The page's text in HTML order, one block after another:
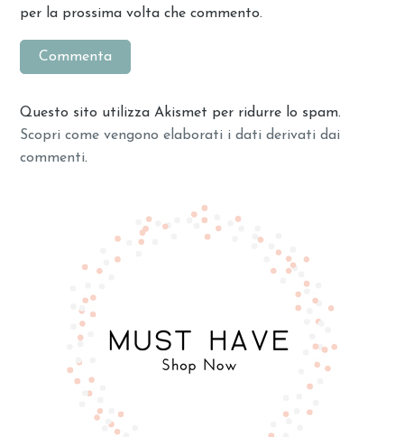
per la prossima volta che commento.
Questo sito utilizza Akismet per ridurre lo spam.
Scopri come vengono elaborati i dati derivati dai
commenti.